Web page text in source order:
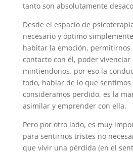
tanto son absolutamente
Desde el espacio de
necesario y óptimo
habitar la emoción, permitirnos
contacto con él, poder
mintiendonos. por eso la
todo, hablar de lo que
consideramos perdido, es la
asimilar y emprender con ella.
Pero por otro lado, es muy
para sentirnos tristes no
que vivir una pérdida (en el